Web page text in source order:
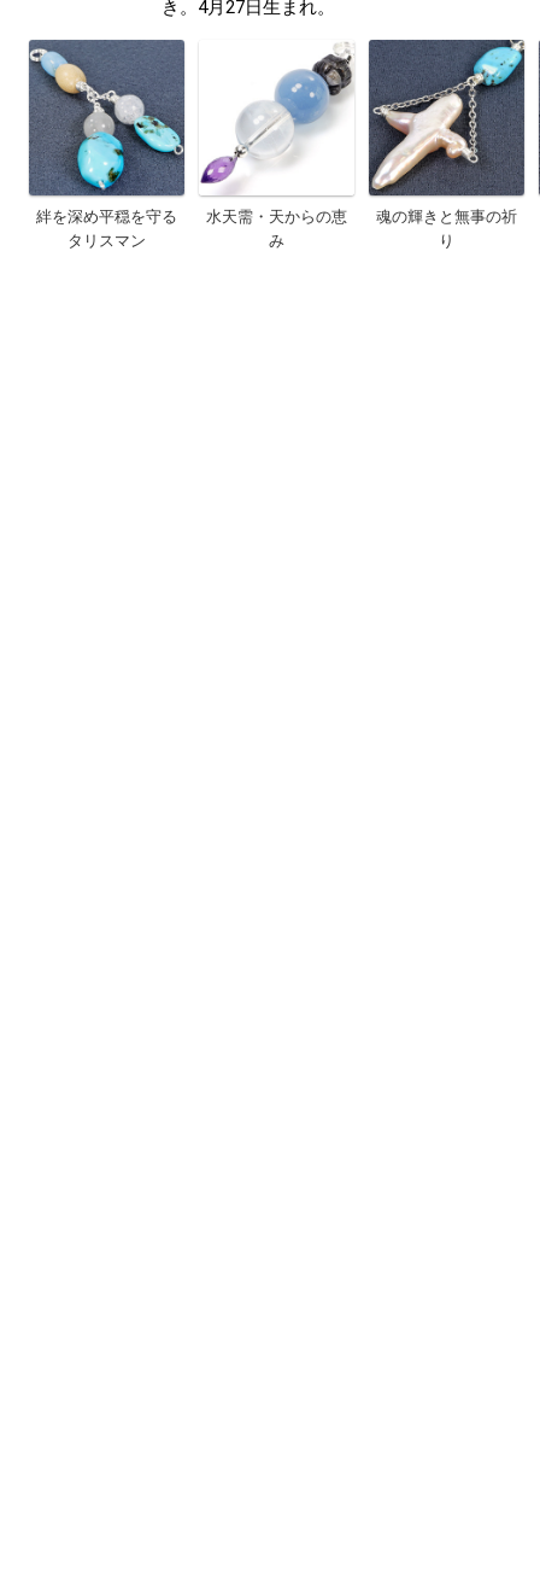
き。4月27日生まれ。
絆を深め平穏を守る
タリスマン
水天需・天からの恵
み
魂の輝きと無事の祈
り